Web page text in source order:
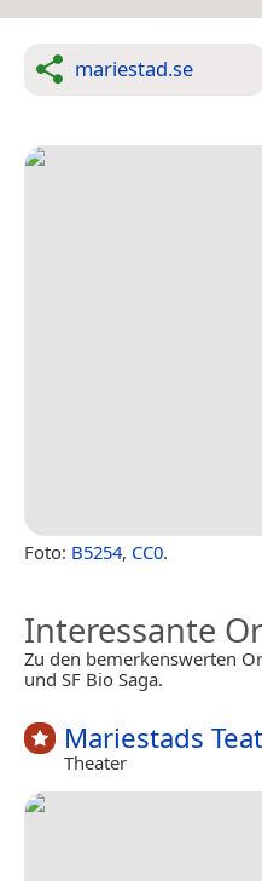
mariestad.se
Foto: B5254, CC0.
Interessante
Zu den bemerkenswerten
und SF Bio Saga.
Mariestads
Theater